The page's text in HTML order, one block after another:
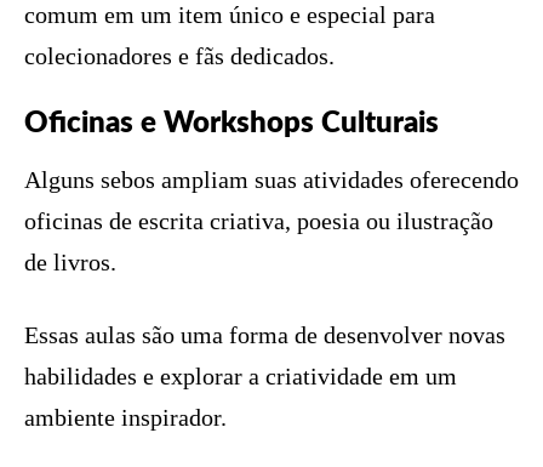
comum em um item único e especial para
colecionadores e fãs dedicados.
Oficinas e Workshops Culturais
Alguns sebos ampliam suas atividades oferecendo
oficinas de escrita criativa, poesia ou ilustração
de livros.
Essas aulas são uma forma de desenvolver novas
habilidades e explorar a criatividade em um
ambiente inspirador.